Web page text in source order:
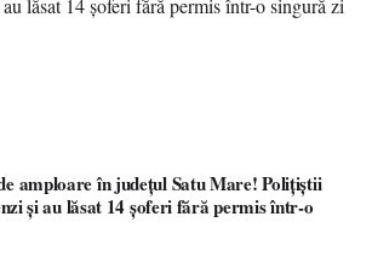
amploare în județul Satu Mare! Polițiștii
și au lăsat 14 șoferi fără permis într-o